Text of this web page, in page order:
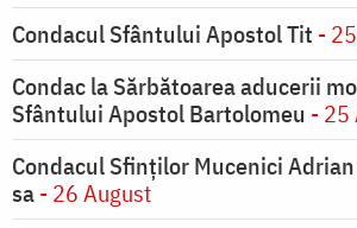
Condacul Sfântului Apostol Tit -
Condac la Sărbătoarea aducerii
Sfântului Apostol Bartolomeu - 25
Condacul Sfinţilor Mucenici
sa- 26 August